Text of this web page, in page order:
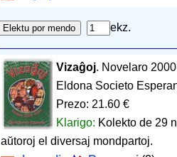
ekz.
Vizaĝoj. Novelaro
Eldona Societo
Prezo: 21.60 €
Klarigo: Kolekto de 29
aŭtoroj el diversaj mondpartoj.